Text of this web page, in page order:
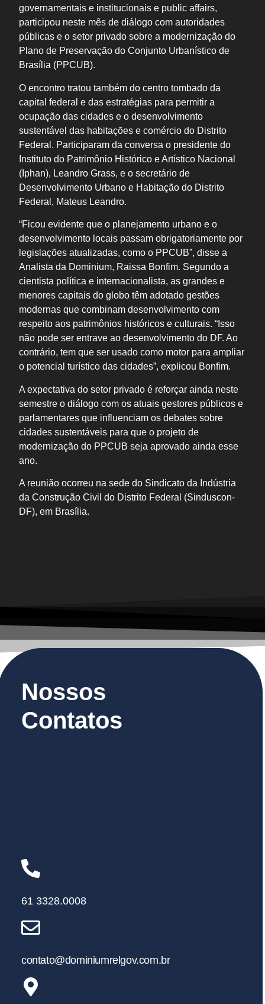
governamentais e institucionais e public affairs,
participou neste mês de diálogo com autoridades
públicas e o setor privado sobre a modernização do
Plano de Preservação do Conjunto Urbanístico de
Brasília (PPCUB).
O encontro tratou também do centro tombado da
capital federal e das estratégias para permitir a
ocupação das cidades e o desenvolvimento
sustentável das habitações e comércio do Distrito
Federal. Participaram da conversa o presidente do
Instituto do Patrimônio Histórico e Artístico Nacional
(Iphan), Leandro Grass, e o secretário de
Desenvolvimento Urbano e Habitação do Distrito
Federal, Mateus Leandro.
“Ficou evidente que o planejamento urbano e o
desenvolvimento locais passam obrigatoriamente por
legislações atualizadas, como o PPCUB”, disse a
Analista da Dominium, Raissa Bonfim. Segundo a
cientista política e internacionalista, as grandes e
menores capitais do globo têm adotado gestões
modernas que combinam desenvolvimento com
respeito aos patrimônios históricos e culturais. “Isso
não pode ser entrave ao desenvolvimento do DF. Ao
contrário, tem que ser usado como motor para ampliar
o potencial turístico das cidades”, explicou Bonfim.
A expectativa do setor privado é reforçar ainda neste
semestre o diálogo com os atuais gestores públicos e
parlamentares que influenciam os debates sobre
cidades sustentáveis para que o projeto de
modernização do PPCUB seja aprovado ainda esse
ano.
A reunião ocorreu na sede do Sindicato da Indústria
da Construção Civil do Distrito Federal (Sinduscon-
DF), em Brasília.
Nossos
Contatos
61 3328.0008
contato@dominiumrelgov.com.br